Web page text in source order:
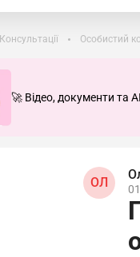
Консультації Особистий
🚀 Відео, документи та
ОЛ